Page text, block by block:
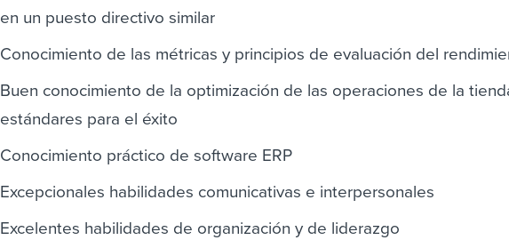
en un puesto directivo similar
Conocimiento de las métricas y principios de evaluación del
Buen conocimiento de la optimización de las operaciones de la
estándares para el éxito
Conocimiento práctico de software ERP
Excepcionales habilidades comunicativas e interpersonales
Excelentes habilidades de organización y de liderazgo